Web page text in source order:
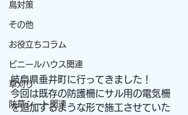
鳥対策
その他
お役立ちコラム
ビニールハウス関連
草刈り
防草シート関連
岐阜県垂井町に行ってきました！
今回は既存の防護柵にサル用の電気柵
を追加するような形で施工させていた